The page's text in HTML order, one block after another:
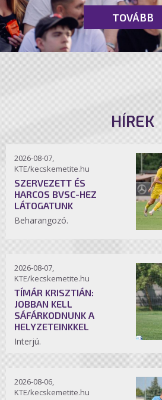
TOVÁBB
HÍREK
2026-08-07,
KTE/kecskemetite.hu
SZERVEZETT ÉS
HARCOS BVSC-HEZ
LÁTOGATUNK
Beharangozó.
2026-08-07,
KTE/kecskemetite.hu
TÍMÁR KRISZTIÁN:
JOBBAN KELL
SÁFÁRKODNUNK A
HELYZETEINKKEL
Interjú.
2026-08-06,
KTE/kecskemetite.hu